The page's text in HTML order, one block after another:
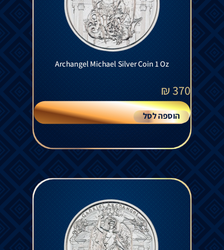
Archangel Michael Silver Coin 1 Oz
370
₪
הוספה לסל